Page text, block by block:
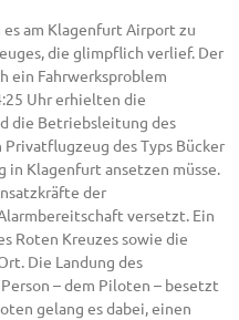
es am Klagenfurt Airport zu
die glimpflich verlief. Der
ein Fahrwerksproblem
Uhr erhielten die
die Betriebsleitung des
des Typs Bücker
in Klagenfurt ansetzen müsse.
der
versetzt. Ein
Roten Kreuzes sowie die
Die Landung des
– dem Piloten – besetzt
gelang es dabei, einen